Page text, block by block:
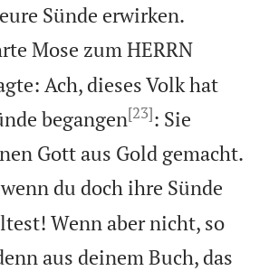
Sünde erwirken.
Mose zum HERRN
Ach, dieses Volk hat
begangen[23]: Sie
Gott aus Gold gemacht.
du doch ihre Sünde
Wenn aber nicht, so
aus deinem Buch, das